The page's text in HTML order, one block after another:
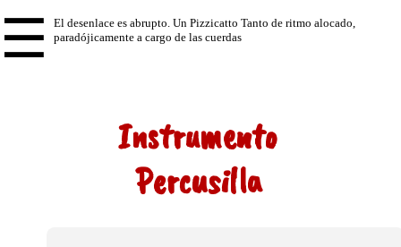
☰
Instrumento
Percusilla